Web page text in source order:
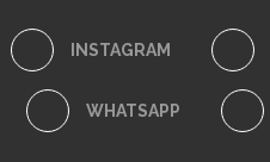
INSTAGRAM
WHATSAPP